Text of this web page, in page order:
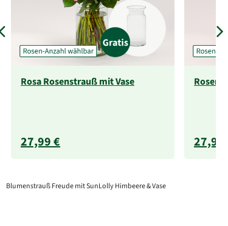
Rosa Rosenstrauß mit Vase
27,99 € 27,99 €
Blumenstrauß Freude mit SunLolly Himbeere & Vase